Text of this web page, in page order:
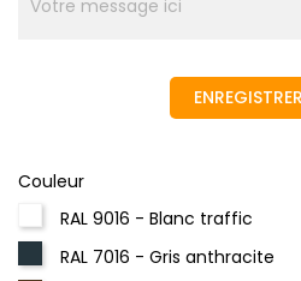
Couleur
RAL 9016 - Blanc traffic
RAL 7016 - Gris anthracite